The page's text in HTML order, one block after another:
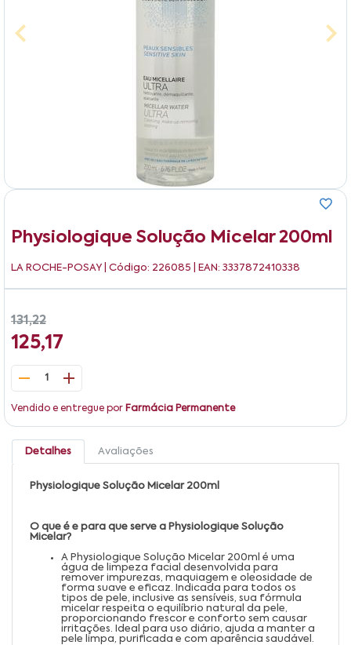
Physiologique Solução Micelar 200ml
LA ROCHE-POSAY | Código: 226085 | EAN: 3337872410338
131,22
125,17
1
Vendido e entregue por Farmácia Permanente
Detalhes Avaliações
Physiologique Solução Micelar 200ml
O que é e para que serve a Physiologique Solução
Micelar?
A Physiologique Solução Micelar 200ml é uma
água de limpeza facial desenvolvida para
remover impurezas, maquiagem e oleosidade de
forma suave e eficaz. Indicada para todos os
tipos de pele, inclusive as sensíveis, sua fórmula
micelar respeita o equilíbrio natural da pele,
proporcionando frescor e conforto sem causar
irritações. Ideal para uso diário, ajuda a manter a
pele limpa, purificada e com aparência saudável.